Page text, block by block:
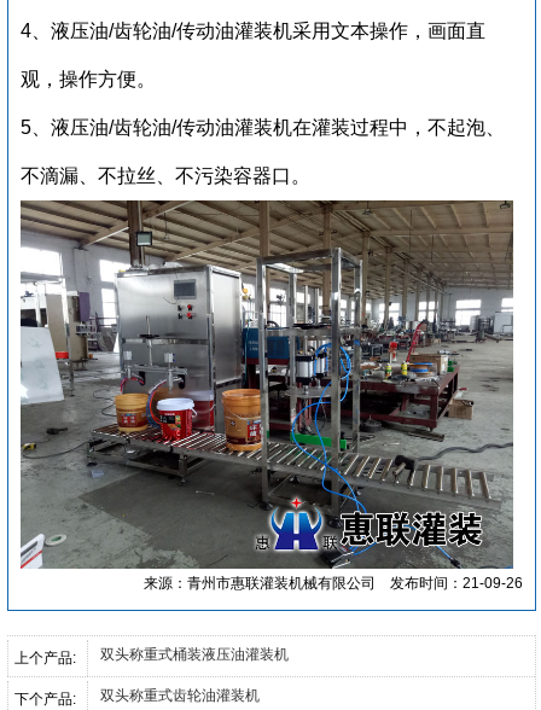
4、 液压油/齿轮油/传动油灌装机采用文本操作，画面直
观，操作方便。
5、 液压油/齿轮油/传动油灌装机在灌装过程中，不起泡、
不滴漏、不拉丝、不污染容器口。
来源：青州市惠联灌装机械有限公司 发布时间：21-09-26
上个产品: 双头称重式桶装液压油灌装机
下个产品: 双头称重式齿轮油灌装机